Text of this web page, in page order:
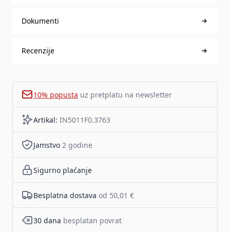
Dokumenti
Recenzije
10% popusta uz pretplatu na newsletter
Artikal: IN5011F0.3763
Jamstvo 2 godine
Sigurno plaćanje
Besplatna dostava od 50,01 €
30 dana besplatan povrat